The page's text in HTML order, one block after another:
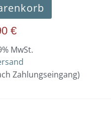
€
MwSt.
Zahlungseingang)